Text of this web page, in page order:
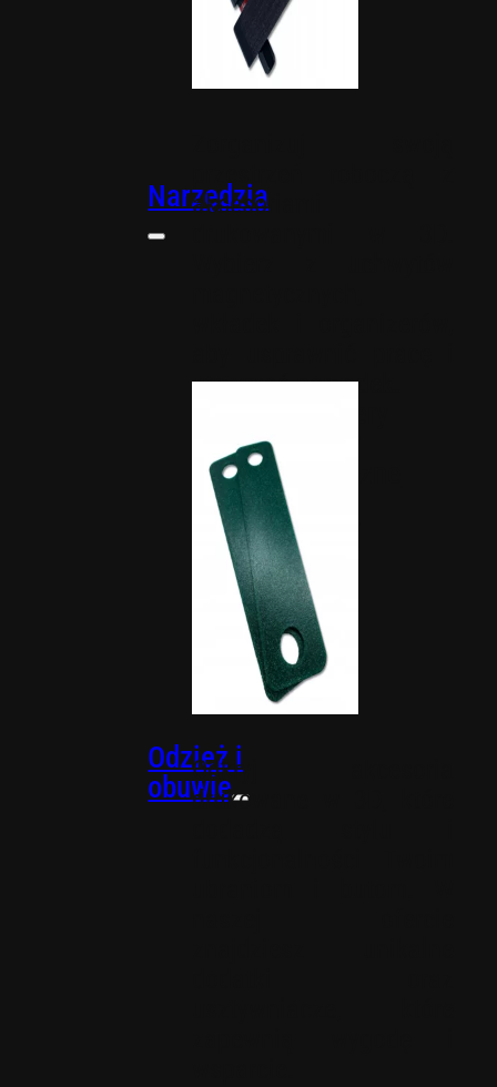
Narzędzia
akcesoriami
utrzymać porządek.
Uchwyty
magnetyczne
Wkładki
PACKOUT
Odzież i
obuwieOdkryj akcesoria
drukowane w 3D, które